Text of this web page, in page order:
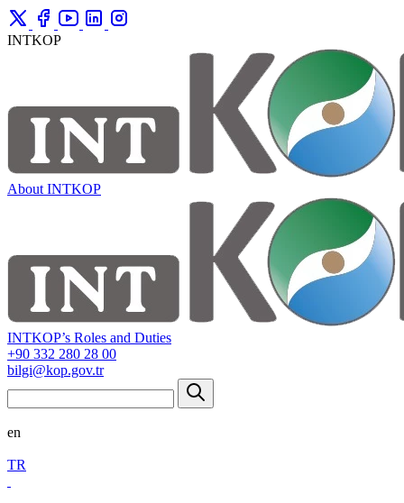
INTKOP
About INTKOP
INTKOP’s Roles and Duties
+90 332 280 28 00
bilgi@kop.gov.tr
en
TR